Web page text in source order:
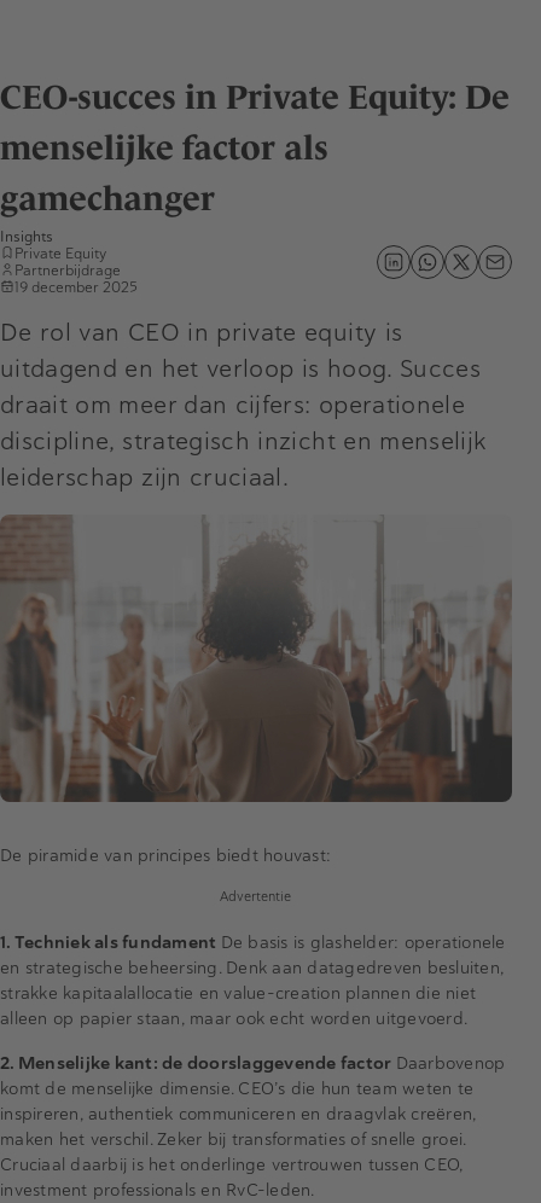
CEO-succes in Private Equity: De
menselijke factor als
gamechanger
Insights
Private Equity
Partnerbijdrage
19 december 2025
De rol van CEO in private equity is
uitdagend en het verloop is hoog. Succes
draait om meer dan cijfers: operationele
discipline, strategisch inzicht en menselijk
leiderschap zijn cruciaal.
De piramide van principes biedt houvast:
Advertentie
1. Techniek als fundament De basis is glashelder: operationele
en strategische beheersing. Denk aan datagedreven besluiten,
strakke kapitaalallocatie envalue-creation plannen die niet
alleen op papier staan, maar ook echt worden uitgevoerd.
2. Menselijke kant: de doorslaggevende factor Daarbovenop
komt de menselijke dimensie. CEO’s die hun team weten te
inspireren, authentiek communiceren en draagvlak creëren,
maken het verschil. Zeker bij transformaties of snelle groei.
Cruciaal daarbij is het onderlinge vertrouwen tussen CEO,
investment professionals en RvC-leden.